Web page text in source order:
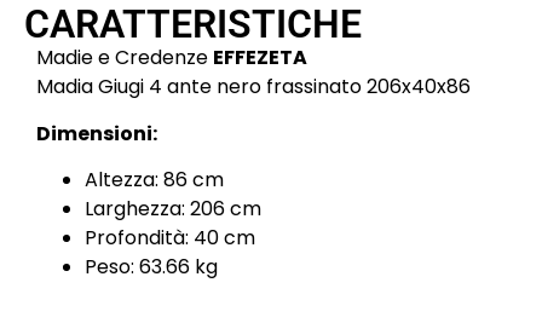
CARATTERISTICHE
Madie e Credenze EFFEZETA
Madia Giugi 4 ante nero frassinato 206x40x86
Dimensioni:
Altezza: 86 cm
Larghezza: 206 cm
Profondità: 40 cm
Peso: 63.66 kg